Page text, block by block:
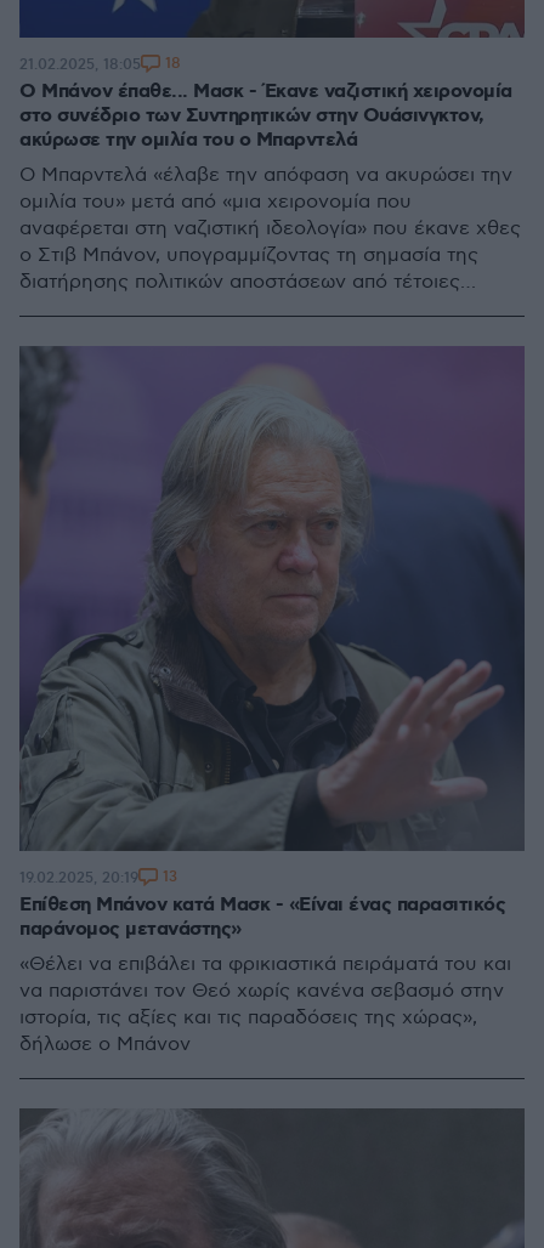
Ο Μπάνον έπαθε... Μασκ - Έκανε ναζιστική χειρονομία
στο συνέδριο των Συντηρητικών στην Ουάσινγκτον,
ακύρωσε την ομιλία του ο Μπαρντελά
Ο Μπαρντελά «έλαβε την απόφαση να ακυρώσει την
ομιλία του» μετά από «μια χειρονομία που
αναφέρεται στη ναζιστική ιδεολογία» που έκανε χθες
ο Στιβ Μπάνον, υπογραμμίζοντας τη σημασία της
διατήρησης πολιτικών αποστάσεων από τέτοιες
21.02.2025, 18:05 18
Επίθεση Μπάνον κατά Μασκ - «Είναι ένας παρασιτικός
παράνομος μετανάστης»
«Θέλει να επιβάλει τα φρικιαστικά πειράματά του και
να παριστάνει τον Θεό χωρίς κανένα σεβασμό στην
ιστορία, τις αξίες και τις παραδόσεις της χώρας»,
δήλωσε ο Μπάνον
19.02.2025, 20:19 13